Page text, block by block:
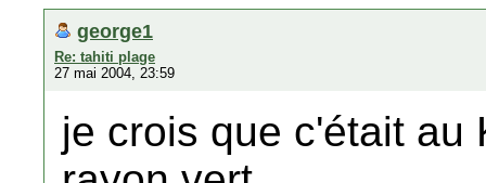
george1
Re: tahiti plage
27 mai 2004, 23:59
je crois que c'était au